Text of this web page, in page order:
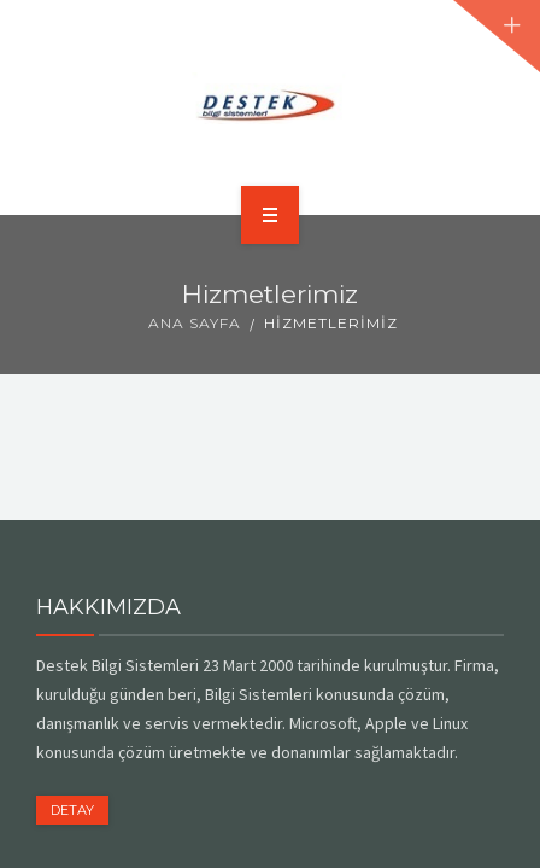
İLETIŞIM
Hizmetlerimiz
ANA SAYFA HIZMETLERIMIZ
HAKKIMIZDA
Destek Bilgi Sistemleri 23 Mart 2000 tarihinde kurulmuştur. Firma,
kurulduğu günden beri, Bilgi Sistemleri konusunda çözüm,
danışmanlık ve servis vermektedir. Microsoft, Apple ve Linux
konusunda çözüm üretmekte ve donanımlar sağlamaktadır.
DETAY